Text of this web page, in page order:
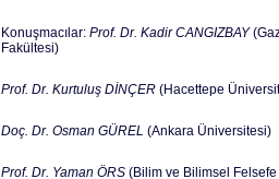
Konuşmacılar: Prof. Dr. Kadir CANGIZBAY
Fakültesi)
Prof. Dr. Kurtuluş DİNÇER (Hacettepe
Doç. Dr. Osman GÜREL (Ankara Üniversitesi)
Prof. Dr. Yaman ÖRS (Bilim ve Bilimsel